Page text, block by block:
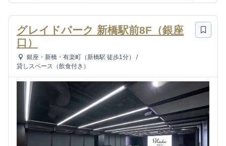
グレイドパーク 新橋駅前8F（銀座
口）
銀座・新橋・有楽町（新橋駅 徒歩1分）
/
貸しスペース（飲食付き）